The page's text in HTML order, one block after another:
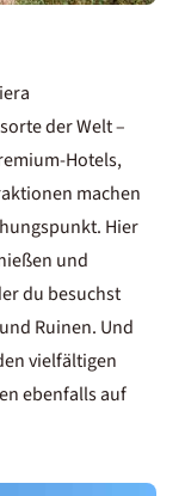
der Welt –
Hotels,
machen
Hier
und
du besuchst
Ruinen. Und
vielfältigen
ebenfalls auf